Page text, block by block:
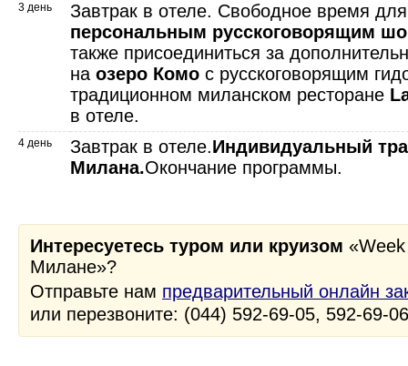
3 день
Завтрак в отеле. Свободное время
персональным русскоговорящим
также присоединиться за
на озеро Комо с русскоговорящим
традиционном миланском ресторане
в отеле.
4 день Завтрак в отеле.Индивидуальный
Милана.Окончание программы.
Интересуетесь туром или круизом
Милане»?
Отправьте нам предварительный онлайн
или перезвоните: (044) 592-69-05, 592-69-06